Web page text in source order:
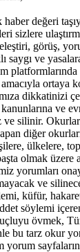
değeri
sizlere
görüş,
saygı ve
platformlarında
ortaya
dikkatinizi
ve
silinir.
diğer
ülkelere,
olmak üzere
yorumları
ve
küfür,
söylemi
övmek,
bu tarz okur
yorum